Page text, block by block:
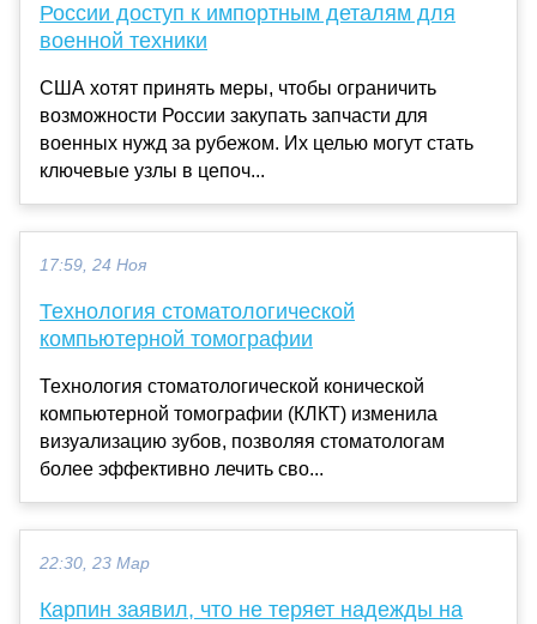
России доступ к импортным деталям для
военной техники
США хотят принять меры, чтобы ограничить
возможности России закупать запчасти для
военных нужд за рубежом. Их целью могут стать
ключевые узлы в цепоч...
17:59, 24 Ноя
Технология стоматологической
компьютерной томографии
Технология стоматологической конической
компьютерной томографии (КЛКТ) изменила
визуализацию зубов, позволяя стоматологам
более эффективно лечить сво...
22:30, 23 Мар
Карпин заявил, что не теряет надежды на